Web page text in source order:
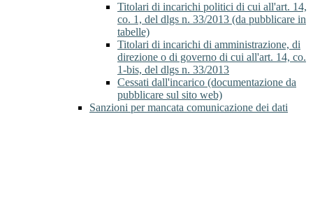
Titolari di incarichi politici di cui all'art. 14,
co. 1, del dlgs n. 33/2013 (da pubblicare in
tabelle)
Titolari di incarichi di amministrazione, di
direzione o di governo di cui all'art. 14, co.
1-bis, del dlgs n. 33/2013
Cessati dall'incarico (documentazione da
pubblicare sul sito web)
Sanzioni per mancata comunicazione dei dati